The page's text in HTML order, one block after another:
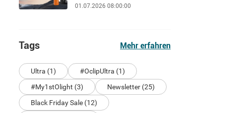
Rotlicht die Dunkeladaptation
01.07.2026 08:00:00
Tags Mehr erfahren
Ultra (1)
#OclipUltra (1)
#My1stOlight (3)
Newsletter (25)
Black Friday Sale (12)